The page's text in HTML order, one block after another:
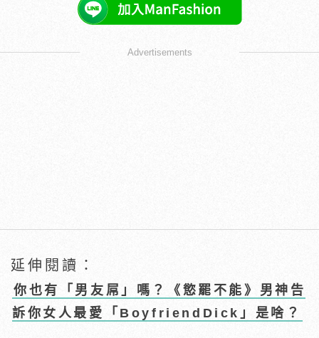
Advertisements
延伸閱讀：
你也有「男友屌」嗎？《慾罷不能》男神告
訴你女人最愛「BoyfriendDick」是啥？